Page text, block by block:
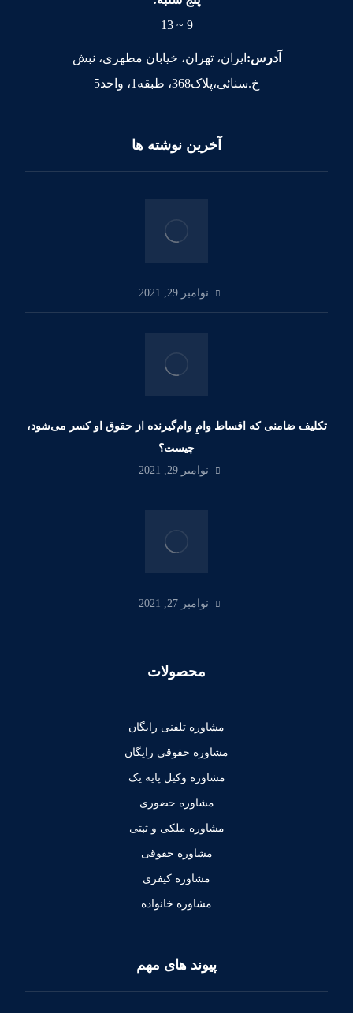
9 ~ 13
آدرس: ایران، تهران، خیابان مطهری، نبش
خ.سنائی،پلاک368، طبقه1، واحد5
آخرین نوشته ها
نوامبر 29, 2021
تکلیف ضامنی که اقساط وامِ وام‌گیرنده از حقوق او کسر می‌شود،
چیست؟
نوامبر 29, 2021
نوامبر 27, 2021
محصولات
مشاوره تلفنی رایگان
مشاوره حقوقی رایگان
مشاوره وکیل پایه یک
مشاوره حضوری
مشاوره ملکی و ثبتی
مشاوره حقوقی
مشاوره کیفری
مشاوره خانواده
پیوند های مهم